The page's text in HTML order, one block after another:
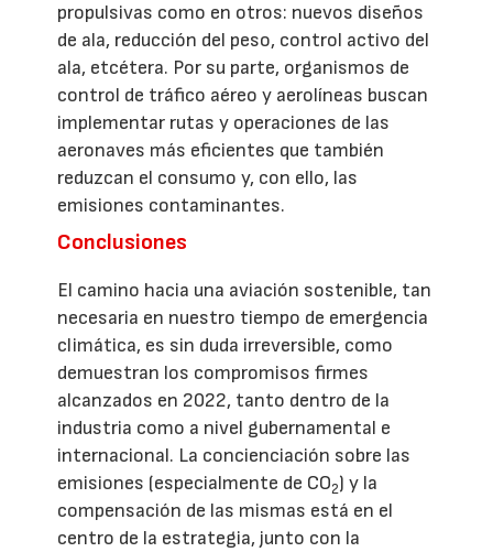
propulsivas como en otros: nuevos diseños
de ala, reducción del peso, control activo del
ala, etcétera. Por su parte, organismos de
control de tráfico aéreo y aerolíneas buscan
implementar rutas y operaciones de las
aeronaves más eficientes que también
reduzcan el consumo y, con ello, las
emisiones contaminantes.
Conclusiones
El camino hacia una aviación sostenible, tan
necesaria en nuestro tiempo de emergencia
climática, es sin duda irreversible, como
demuestran los compromisos firmes
alcanzados en 2022, tanto dentro de la
industria como a nivel gubernamental e
internacional. La concienciación sobre las
emisiones (especialmente de CO2) y la
compensación de las mismas está en el
centro de la estrategia, junto con la